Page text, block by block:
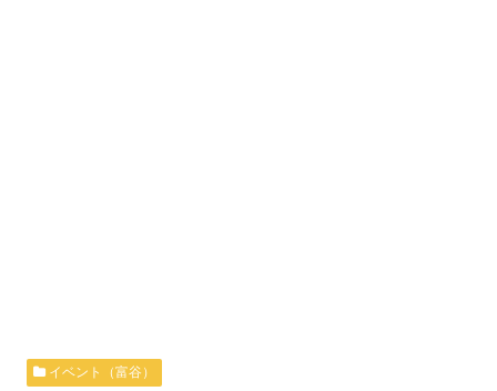
イベント（富谷）